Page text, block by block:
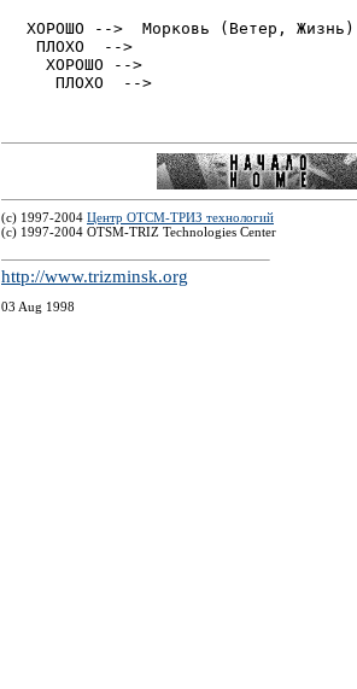
  ХОРОШО -->  Морковь (Ветер, Жизнь)
   ПЛОХО  -->
    ХОРОШО -->
(c) 1997-2004 Центр ОТСМ-ТРИЗ технологий
(с) 1997-2004 OTSM-TRIZ Technologies Center
http://www.trizminsk.org
03 Aug 1998